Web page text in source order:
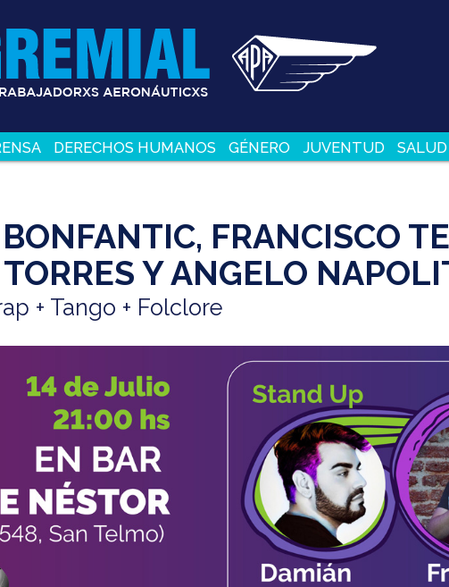
DERECHOS HUMANOS GÉNERO JUVENTUD
FRANCISCO
Y ANGELO
+ Tango + Folclore